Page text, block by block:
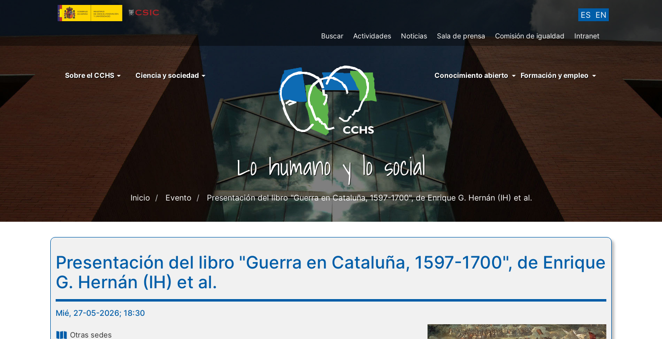
principal
ES EN
Top
Buscar Actividades Noticias Sala de prensa Comisión de igualdad Intranet
Menu
Sobre el CCHS Ciencia y sociedad
menu
conocimiento
abierto
Conocimiento abierto Formación y empleo
Lo humano y lo social
Inicio Evento Presentación del libro "Guerra en Cataluña, 1597-1700", de Enrique G. Hernán (IH) et al.
Presentación del libro "Guerra en Cataluña, 1597-1700", de Enrique
G. Hernán (IH) et al.
Mié, 27-05-2026; 18:30
Otras sedes